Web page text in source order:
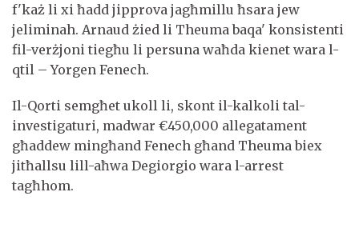
f'każ li xi ħadd jipprova jagħmillu ħsara jew
jeliminah. Arnaud żied li Theuma baqa' konsistenti
fil-verżjoni tiegħu li persuna waħda kienet wara l-
qtil – Yorgen Fenech.
Il-Qorti semgħet ukoll li, skont il-kalkoli tal-
investigaturi, madwar €450,000 allegatament
għaddew mingħand Fenech għand Theuma biex
jitħallsu lill-aħwa Degiorgio wara l-arrest
tagħhom.